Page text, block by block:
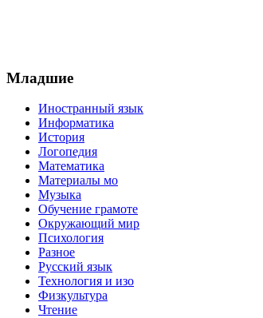
Младшие
Иностранный язык
Информатика
История
Логопедия
Математика
Материалы мо
Музыка
Обучение грамоте
Окружающий мир
Психология
Разное
Русский язык
Технология и изо
Физкультура
Чтение